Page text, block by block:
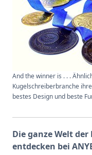
And the winner is . . .
Kugelschreiberbranche
bestes Design und beste
Die ganze Welt
entdecken bei